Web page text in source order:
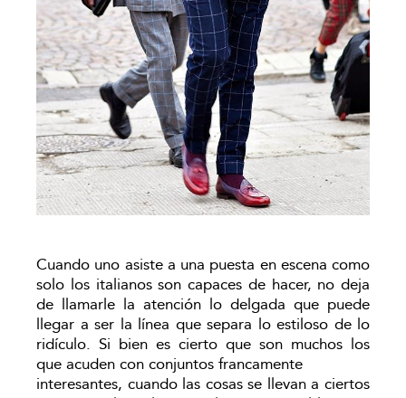
Cuando uno asiste a una puesta en escena como
solo los italianos son capaces de hacer, no deja
de llamarle la atención lo delgada que puede
llegar a ser la línea que separa lo estiloso de lo
ridículo. Si bien es cierto que son muchos los
que acuden con conjuntos francamente
interesantes, cuando las cosas se llevan a ciertos